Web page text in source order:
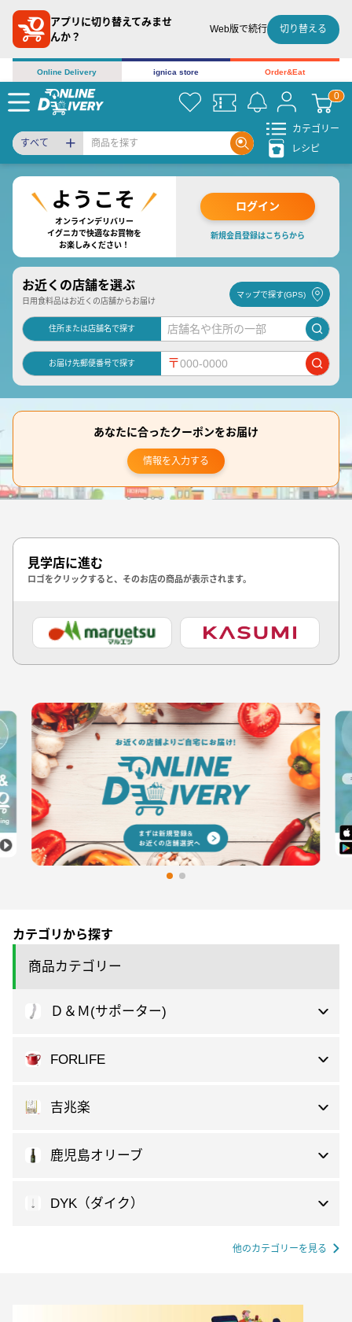
アプリに切り替えてみませ
んか？
Web版で続行 切り替える
Online Delivery ignica store Order&Eat
すべて
カテゴリー
レシピ
オンラインデリバリー
イグニカで快適なお買物を
お楽しみください！
ログイン
新規会員登録はこちらから
お近くの店舗を選ぶ
日用食料品はお近くの店舗からお届け
マップで探す(GPS)
住所または店舗名で探す
お届け先郵便番号で探す 〒
あなたに合ったクーポンをお届け
情報を入力する
見学店に進む
ロゴをクリックすると、そのお店の商品が表示されます。
カテゴリから探す
商品カテゴリー
Ｄ＆Ｍ(サポーター)
FORLIFE
吉兆楽
鹿児島オリーブ
DYK（ダイク）
他のカテゴリーを見る